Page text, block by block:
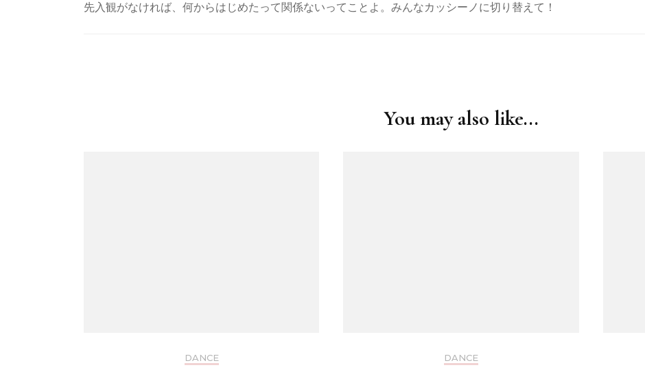
先入観がなければ、何からはじめたって関係ないってことよ。みんなカッシーノに切り替えて！
You may also like...
DANCE DANCE